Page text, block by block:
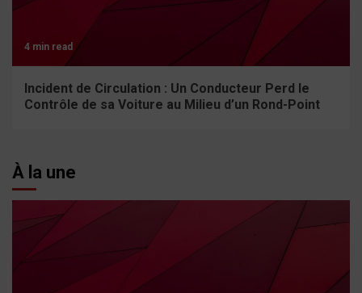
4 min read
Incident de Circulation : Un Conducteur Perd le
Contrôle de sa Voiture au Milieu d’un Rond-Point
À la une